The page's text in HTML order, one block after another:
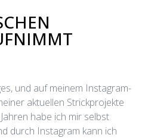
und auf meinem Instagram-
aktuellen Strickprojekte
habe ich mir selbst
durch Instagram kann ich